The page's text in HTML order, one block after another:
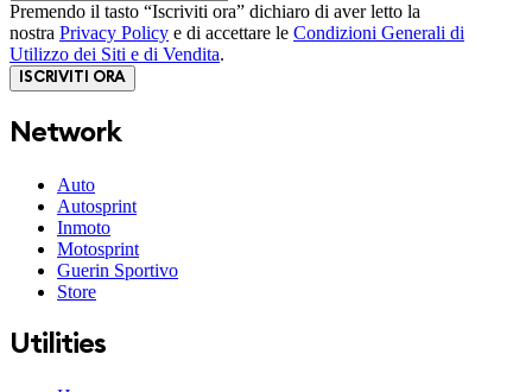
Premendo il tasto “Iscriviti ora” dichiaro di aver letto la
nostra Privacy Policy e di accettare le Condizioni Generali di
Utilizzo dei Siti e di Vendita.
ISCRIVITI ORA
Network
Auto
Autosprint
Inmoto
Motosprint
Guerin Sportivo
Store
Utilities